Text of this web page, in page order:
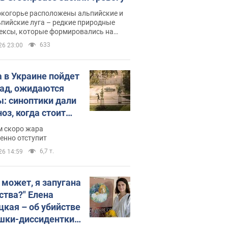
расположены альпийские и
луга – редкие природные
которые формировались на
сотен лет
23:00 633
Украине пойдет
ожидаются
синоптики дали
когда стоит
изменения
скоро жара
отступит
14:59 6,7 т.
я запугана
Елена
– об убийстве
диссидентки